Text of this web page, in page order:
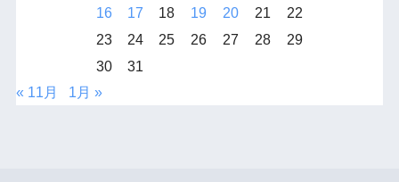
16
17 18 19 20 21
22
23
24 25 26 27 28
29
30
31
« 11月
1月 »